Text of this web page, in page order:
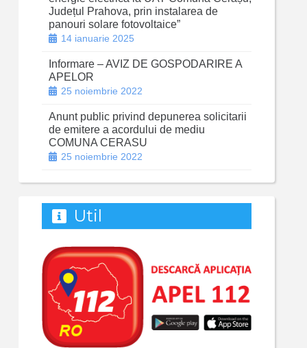
Județul Prahova, prin instalarea de
panouri solare fotovoltaice”
14 ianuarie 2025
Informare – AVIZ DE GOSPODARIRE A
APELOR
25 noiembrie 2022
Anunt public privind depunerea solicitarii
de emitere a acordului de mediu
COMUNA CERASU
25 noiembrie 2022
Util